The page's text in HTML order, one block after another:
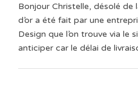
Bonjour Christelle, désolé de
d’or a été fait par une
Design que l’on trouve via le
anticiper car le délai de